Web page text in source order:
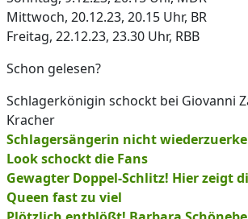
Mittwoch, 20.12.23, 20.15 Uhr, BR
Freitag, 22.12.23, 23.30 Uhr, RBB
Schon gelesen?
Schlagerkönigin schockt bei Giovanni
Kracher
Schlagersängerin nicht
Look schockt die Fans
Gewagter Doppel-Schlitz! Hier zeigt
Queen fast zu viel